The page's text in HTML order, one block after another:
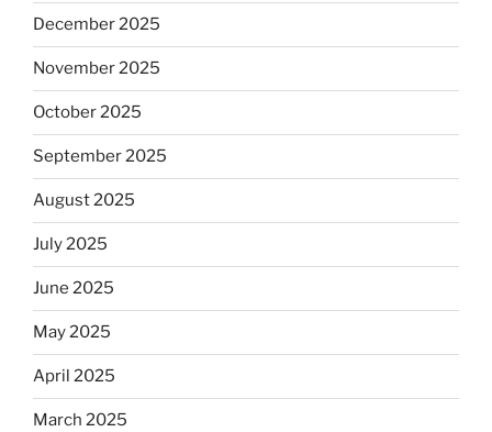
December 2025
November 2025
October 2025
September 2025
August 2025
July 2025
June 2025
May 2025
April 2025
March 2025